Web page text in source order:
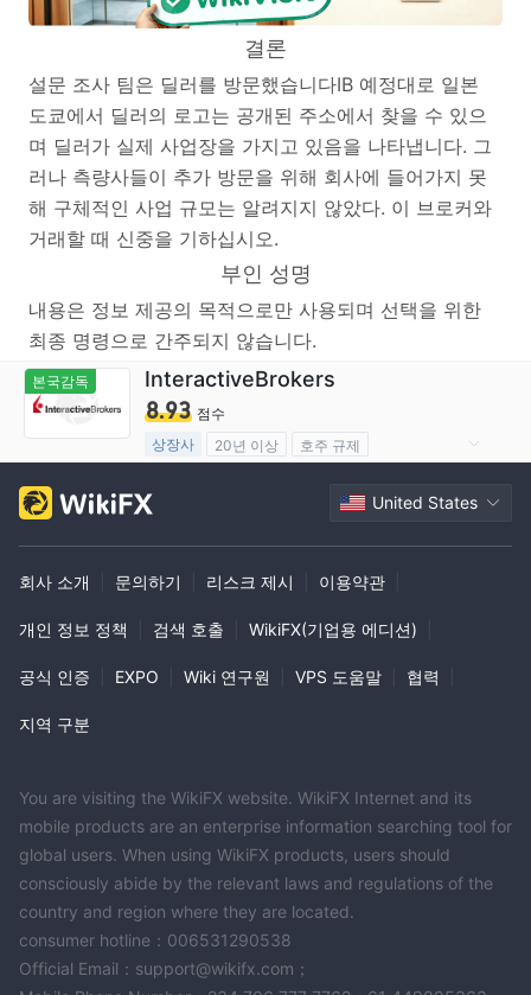
결론
설문 조사 팀은 딜러를 방문했습니다IB 예정대로 일본
도쿄에서 딜러의 로고는 공개된 주소에서 찾을 수 있으
며 딜러가 실제 사업장을 가지고 있음을 나타냅니다. 그
러나 측량사들이 추가 방문을 위해 회사에 들어가지 못
해 구체적인 사업 규모는 알려지지 않았다. 이 브로커와
거래할 때 신중을 기하십시오.
부인 성명
내용은 정보 제공의 목적으로만 사용되며 선택을 위한
최종 명령으로 간주되지 않습니다.
본국감독 InteractiveBrokers
8.93 점수
상장사
20년 이상
호주 규제
United States
회사 소개 문의하기 리스크 제시 이용약관
개인 정보 정책 검색 호출 WikiFX(기업용 에디션)
공식 인증 EXPO Wiki 연구원 VPS 도움말 협력
지역 구분
You are visiting the WikiFX website. WikiFX Internet and its
mobile products are an enterprise information searching tool for
global users. When using WikiFX products, users should
consciously abide by the relevant laws and regulations of the
country and region where they are located.
consumer hotline：006531290538
Official Email：support@wikifx.com；